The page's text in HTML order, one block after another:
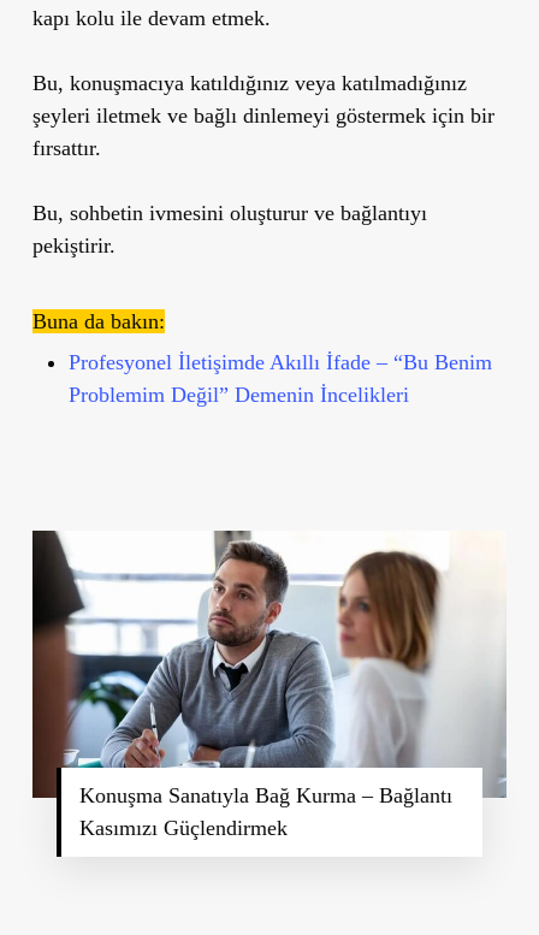
kapı kolu ile devam etmek.
Bu, konuşmacıya katıldığınız veya katılmadığınız
şeyleri iletmek ve bağlı dinlemeyi göstermek için bir
fırsattır.
Bu, sohbetin ivmesini oluşturur ve bağlantıyı
pekiştirir.
Buna da bakın:
Profesyonel İletişimde Akıllı İfade – “Bu Benim
Problemim Değil” Demenin İncelikleri
Konuşma Sanatıyla Bağ Kurma – Bağlantı
Kasımızı Güçlendirmek